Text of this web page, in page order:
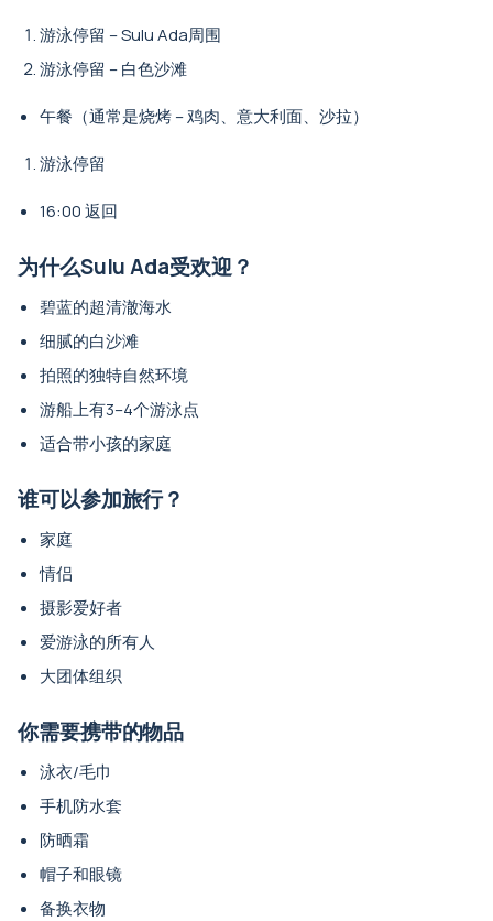
游泳停留 – Sulu Ada周围
游泳停留 – 白色沙滩
午餐（通常是烧烤 – 鸡肉、意大利面、沙拉）
游泳停留
16:00 返回
为什么Sulu Ada受欢迎？
碧蓝的超清澈海水
细腻的白沙滩
拍照的独特自然环境
游船上有3–4个游泳点
适合带小孩的家庭
谁可以参加旅行？
家庭
情侣
摄影爱好者
爱游泳的所有人
大团体组织
你需要携带的物品
泳衣/毛巾
手机防水套
防晒霜
帽子和眼镜
备换衣物